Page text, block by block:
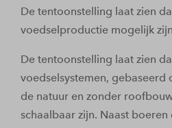
De tentoonstelling laat zien
voedselproductie mogelijk
De tentoonstelling laat zien
voedselsystemen, gebaseerd
de natuur en zonder
schaalbaar zijn. Naast